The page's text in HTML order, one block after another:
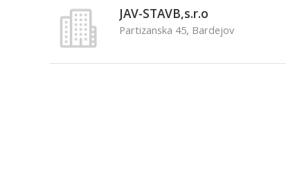
JAV-STAVB,s.r.o
Partizanska 45, Bardejov